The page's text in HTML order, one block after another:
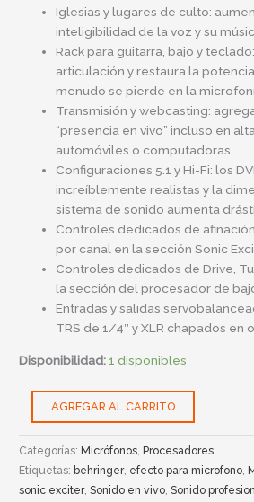
Iglesias y lugares de culto:
inteligibilidad de la voz y su
Rack para guitarra, bajo y
articulación y restaura la
menudo se pierde en la
Transmisión y webcasting:
“presencia en vivo” incluso en
automóviles o computadoras
Configuraciones 5.1 y Hi-Fi: los
increíblemente realistas y la
sistema de sonido aumenta
Controles dedicados de
por canal en la sección Sonic
Controles dedicados de Drive,
la sección del procesador de
Entradas y salidas
TRS de 1/4″ y XLR chapados en
Disponibilidad:1 disponibles
AGREGAR AL CARRITO
Categorías:Micrófonos,Procesadores
Etiquetas: behringer, efecto para microfono,
sonic exciter,Sonido en vivo,Sonido